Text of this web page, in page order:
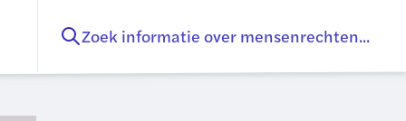
Zoek informatie over mensenrechten...